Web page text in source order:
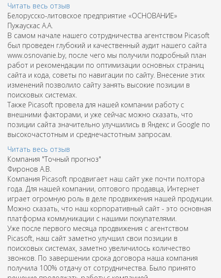
Читать весь отзыв
Белорусско-литовское предприятие «ОСНОВАНИЕ»
Пужаускас А.А.
В самом начале нашего сотрудничества агентством Picasoft
был проведен глубокий и качественный аудит нашего сайта
www.osnovanie.by, после чего мы получили подробный план
работ и рекомендации по оптимизации основных страниц
сайта и кода, советы по навигации по сайту. Внесение этих
изменений позволило сайту занять высокие позиции в
поисковых системах.
Также Picasoft провела для нашей компании работу с
внешними факторами, и уже сейчас можно сказать, что
позиции сайта значительно улучшились в Яндекс и Google по
высокочастотным и среднечастотным запросам.
Читать весь отзыв
Компания "Точный прогноз"
Фиронов А.В.
Компания Picasoft продвигает наш сайт уже почти полтора
года. Для нашей компании, оптового продавца, Интернет
играет огромную роль в деле продвижения нашей продукции.
Можно сказать, что наш корпоративный сайт - это основная
платформа коммуникации с нашими покупателями.
Уже после первого месяца продвижения с агентством
Picasoft, наш сайт заметно улучшил свои позиции в
поисковых системах, заметно увеличилось количество
звонков. По завершении срока договора наша компания
получила 100% отдачу от сотрудничества. Было принято